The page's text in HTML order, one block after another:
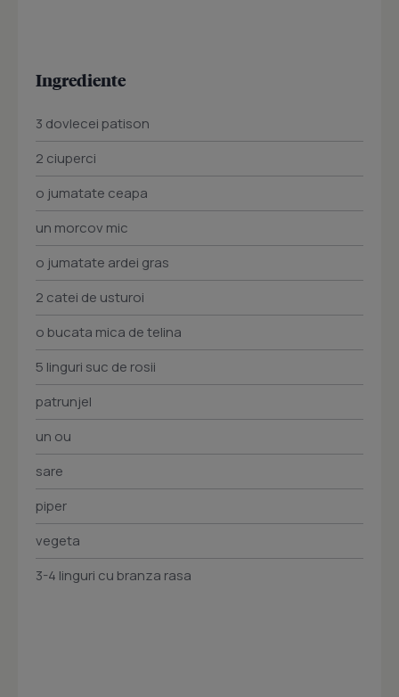
Ingrediente
3 dovlecei patison
2 ciuperci
o jumatate ceapa
un morcov mic
o jumatate ardei gras
2 catei de usturoi
o bucata mica de telina
5 linguri suc de rosii
patrunjel
un ou
sare
piper
vegeta
3-4 linguri cu branza rasa